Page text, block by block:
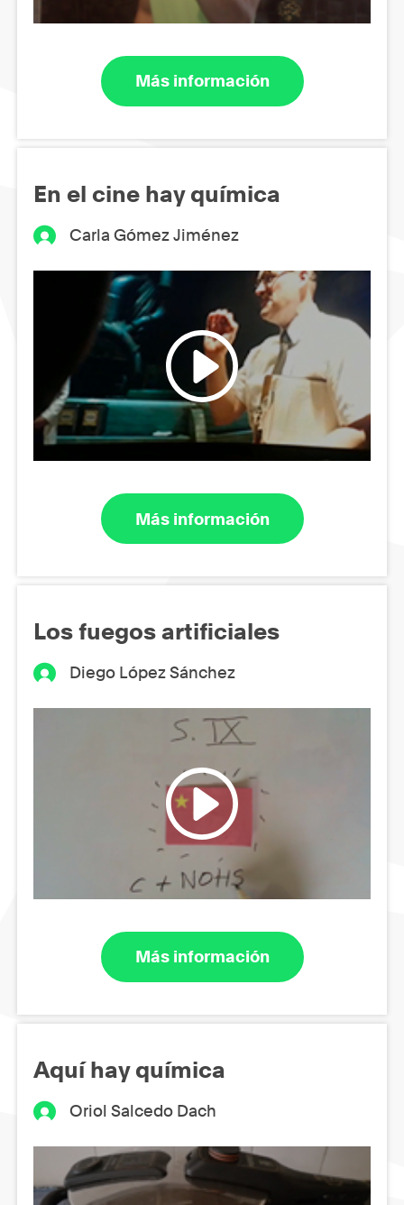
Más información
En el cine hay química
Carla Gómez Jiménez
Más información
Los fuegos artificiales
Diego López Sánchez
Más información
Aquí hay química
Oriol Salcedo Dach